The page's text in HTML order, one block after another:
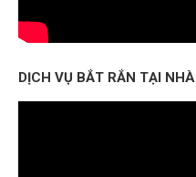
DỊCH VỤ BẮT RẮN TẠI NHÀ